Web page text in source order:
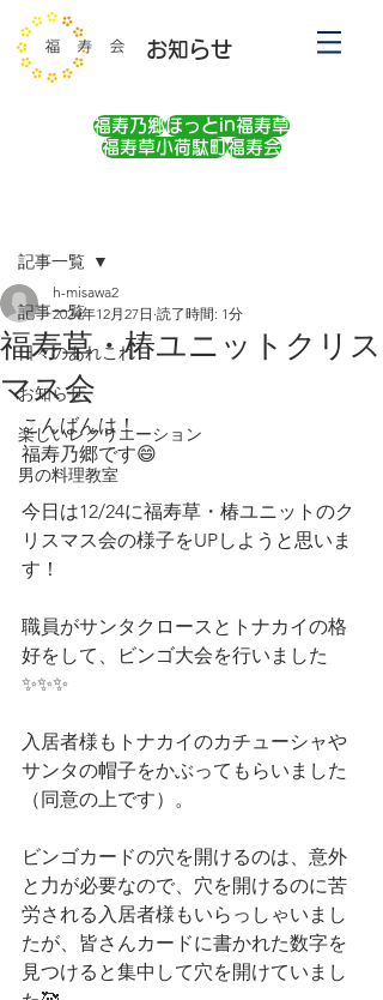
お知らせ
福寿乃郷ほっとin福寿草
福寿草小荷駄町福寿会
記事一覧
日々のあれこれ
お知らせ
楽しいレクリエーション
男の料理教室
記事一覧
福寿草・椿ユニットクリス
マス会
h-misawa2
2024年12月27日 読了時間: 1分
こんばんは！
福寿乃郷です😄
今日は12/24に福寿草・椿ユニットのク
リスマス会の様子をUPしようと思いま
す！
職員がサンタクロースとトナカイの格
好をして、ビンゴ大会を行いました
✨✨✨
入居者様もトナカイのカチューシャや
サンタの帽子をかぶってもらいました
（同意の上です）。
ビンゴカードの穴を開けるのは、意外
と力が必要なので、穴を開けるのに苦
労される入居者様もいらっしゃいまし
たが、皆さんカードに書かれた数字を
見つけると集中して穴を開けていまし